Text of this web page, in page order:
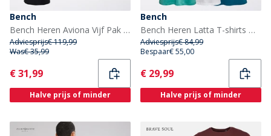
Bench
Bench Heren Aviona Vijf Pak T-shirts Mixed
Adviesprijs€ 119,99
Was€ 35,99
Current
€ 31,99
Halve prijs of minder
Bench
Bench Heren Latta T-shirts Meerkleurig
Adviesprijs€ 84,99
Bespaar€ 55,00
Current
€ 29,99
Halve prijs of minder